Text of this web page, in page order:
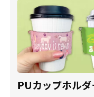
PUカップホルダ